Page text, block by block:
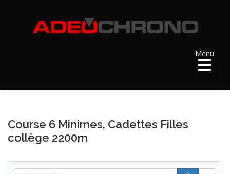
Menu
Menu
Course 6 Minimes, Cadettes Filles
collège 2200m